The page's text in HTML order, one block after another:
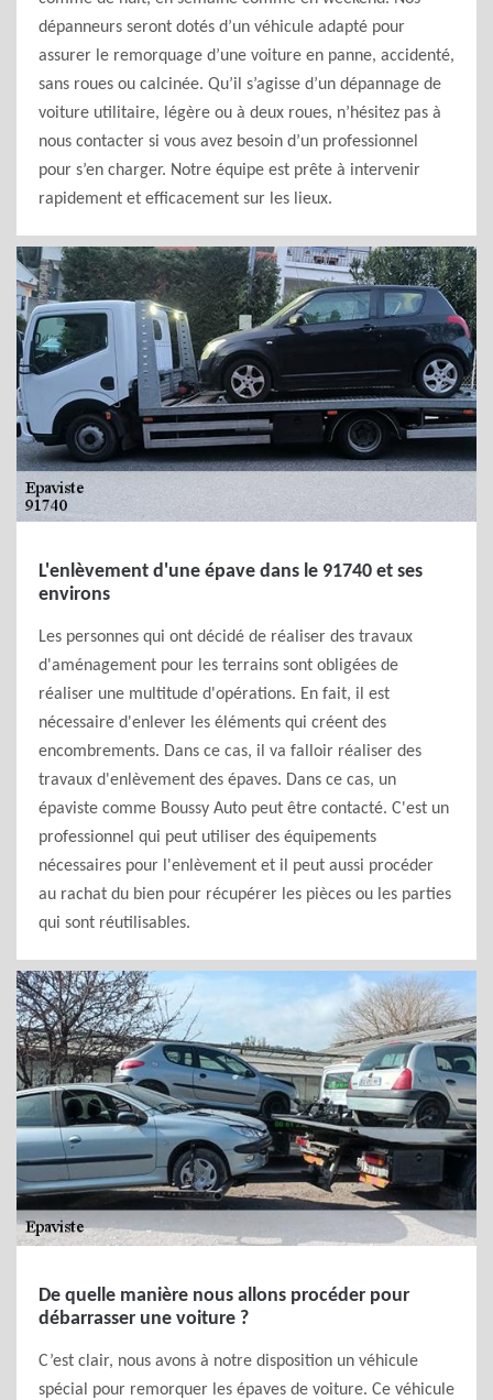
dépanneurs seront dotés d’un véhicule adapté pour
assurer le remorquage d’une voiture en panne, accidenté,
sans roues ou calcinée. Qu’il s’agisse d’un dépannage de
voiture utilitaire, légère ou à deux roues, n’hésitez pas à
nous contacter si vous avez besoin d’un professionnel
pour s’en charger. Notre équipe est prête à intervenir
rapidement et efficacement sur les lieux.
L'enlèvement d'une épave dans le 91740 et ses
environs
Les personnes qui ont décidé de réaliser des travaux
d'aménagement pour les terrains sont obligées de
réaliser une multitude d'opérations. En fait, il est
nécessaire d'enlever les éléments qui créent des
encombrements. Dans ce cas, il va falloir réaliser des
travaux d'enlèvement des épaves. Dans ce cas, un
épaviste comme Boussy Auto peut être contacté. C'est un
professionnel qui peut utiliser des équipements
nécessaires pour l'enlèvement et il peut aussi procéder
au rachat du bien pour récupérer les pièces ou les parties
qui sont réutilisables.
De quelle manière nous allons procéder pour
débarrasser une voiture ?
C’est clair, nous avons à notre disposition un véhicule
spécial pour remorquer les épaves de voiture. Ce véhicule